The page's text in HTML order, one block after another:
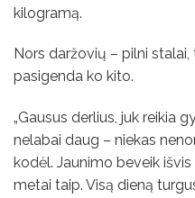
kilogramą.
Nors daržovių – pilni
pasigenda ko kito.
„Gausus derlius, juk reikia
nelabai daug – niekas
kodėl. Jaunimo beveik
metai taip. Visą dieną